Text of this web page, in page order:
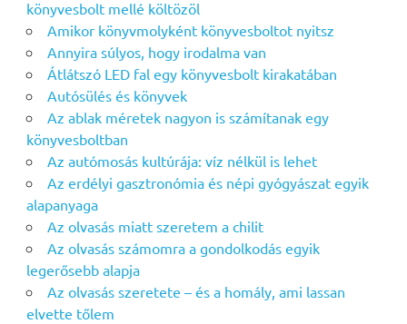
könyvesbolt mellé költözöl
Amikor könyvmolyként könyvesboltot nyitsz
Annyira súlyos, hogy irodalma van
Átlátszó LED fal egy könyvesbolt kirakatában
Autósülés és könyvek
Az ablak méretek nagyon is számítanak egy
könyvesboltban
Az autómosás kultúrája: víz nélkül is lehet
Az erdélyi gasztronómia és népi gyógyászat egyik
alapanyaga
Az olvasás miatt szeretem a chilit
Az olvasás számomra a gondolkodás egyik
legerősebb alapja
Az olvasás szeretete – és a homály, ami lassan
elvette tőlem